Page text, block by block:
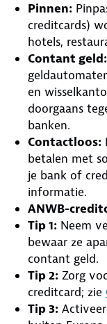
Pinnen:
creditcards)
hotels,
Contant geld:
en
doorgaans
banken.
Contactloos:
betalen met
je bank of
informatie.
ANWB-
Tip 1: Neem
bewaar ze
contant geld.
Tip 2: Zorg
creditcard; zie
Tip 3: